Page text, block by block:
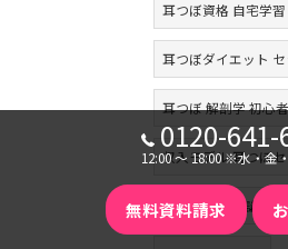
耳つぼ資格 自宅学習
耳つぼダイエット
耳つぼ 解剖学 初心者
収入モデル 耳つぼ
骨盤矯正 通信講座
0120-641-
12:00 〜 18:00 ※水・金
無料資料請求